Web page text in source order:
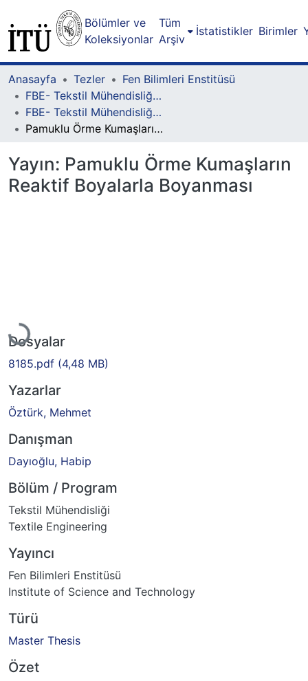
Bölümler ve
Koleksiyonlar
Tüm
Arşiv
İstatistikler Birimler
Anasayfa Tezler
Fen Bilimleri Enstitüsü
FBE- Tekstil Mühendisliği Lisansüstü Programı
FBE- Tekstil Mühendisliği Lisansüstü Programı - Yüksek Lisans
Pamuklu Örme Kumaşların Reaktif Boyalarla Boyanması
Yayın: Pamuklu Örme Kumaşların
Reaktif Boyalarla Boyanması
Yükleniyor...
Dosyalar
8185.pdf (4,48 MB)
Yazarlar
Öztürk, Mehmet
Danışman
Dayıoğlu, Habip
Bölüm / Program
Tekstil Mühendisliği
Textile Engineering
Yayıncı
Fen Bilimleri Enstitüsü
Institute of Science and Technology
Türü
Master Thesis
Özet